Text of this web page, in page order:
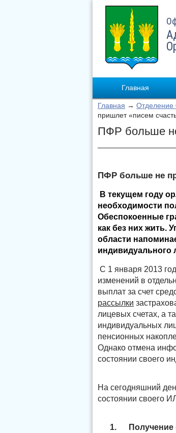
Главная
Главная → Отделение
пришлет «писем
ПФР больше
ПФР больше не
В текущем году
необходимости
Обеспокоенные
как без них жить.
области
индивидуального
С 1 января 2013
изменений в
выплат за счет
рассылки
лицевых счетах, а
индивидуальных
пенсионных
Однако отмена
состоянии своего
На сегодняшний
состоянии своего
1.
Получение